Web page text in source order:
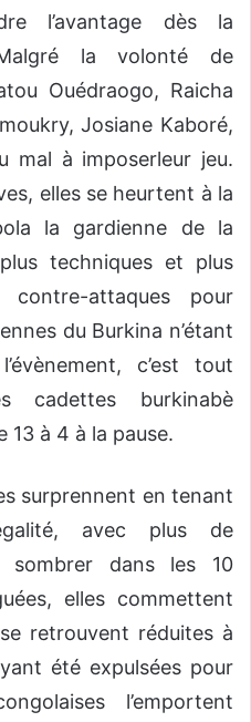
l’avantage dès la
la volonté de
Ouédraogo, Raicha
Josiane Kaboré,
mal à imposerleur jeu.
elles se heurtent à la
la gardienne de la
techniques et plus
attaques pour
du Burkina n’étant
c’est tout
cadettes burkinabè
13 à 4 à la pause.
surprennent en tenant
avec plus de
sombrer dans les 10
elles commettent
retrouvent réduites à
été expulsées pour
l’emportent